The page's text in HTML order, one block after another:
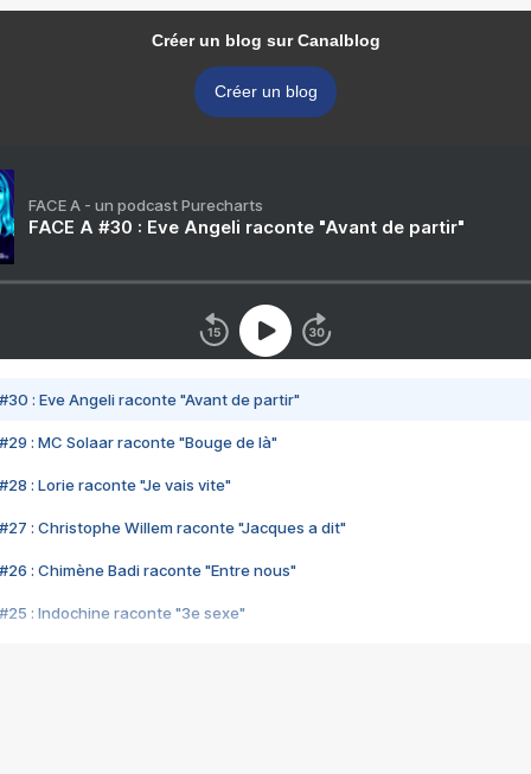
Créer un blog sur Canalblog
Créer un blog
FACE A - un podcast Purecharts
FACE A #30 : Eve Angeli raconte "Avant de partir"
#30 : Eve Angeli raconte "Avant de partir"
#29 : MC Solaar raconte "Bouge de là"
#28 : Lorie raconte "Je vais vite"
#27 : Christophe Willem raconte "Jacques a dit"
#26 : Chimène Badi raconte "Entre nous"
#25 : Indochine raconte "3e sexe"